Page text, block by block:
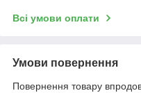
Всі умови оплати
Умови повернення
Повернення товару